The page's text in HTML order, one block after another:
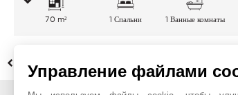
70 m² 1 Спальни 1 Ванные комнаты
НАЗАД
Управление файлами